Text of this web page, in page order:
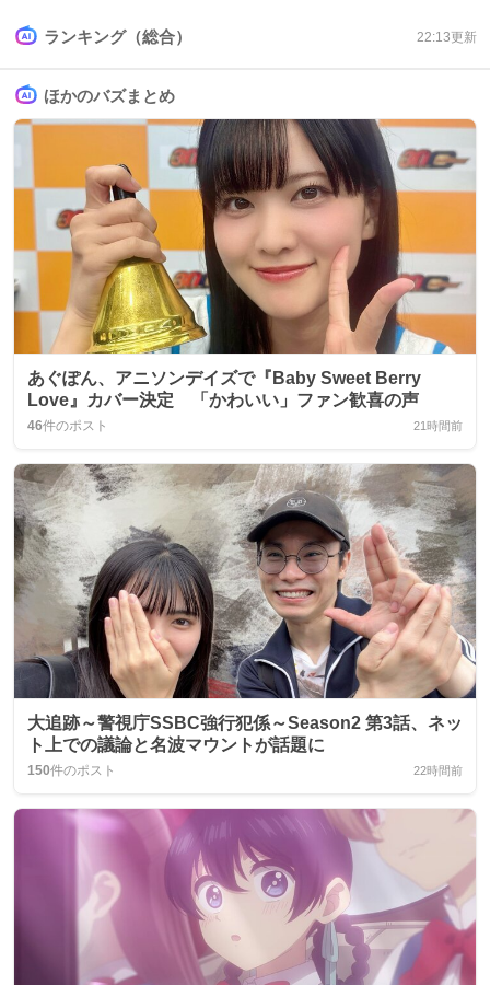
ランキング（総合） 22:13更新
ほかのバズまとめ
あぐぽん、アニソンデイズで『Baby Sweet Berry
Love』カバー決定 「かわいい」ファン歓喜の声
46件のポスト 21時間前
大追跡～警視庁SSBC強行犯係～Season2 第3話、ネッ
ト上での議論と名波マウントが話題に
150件のポスト 22時間前